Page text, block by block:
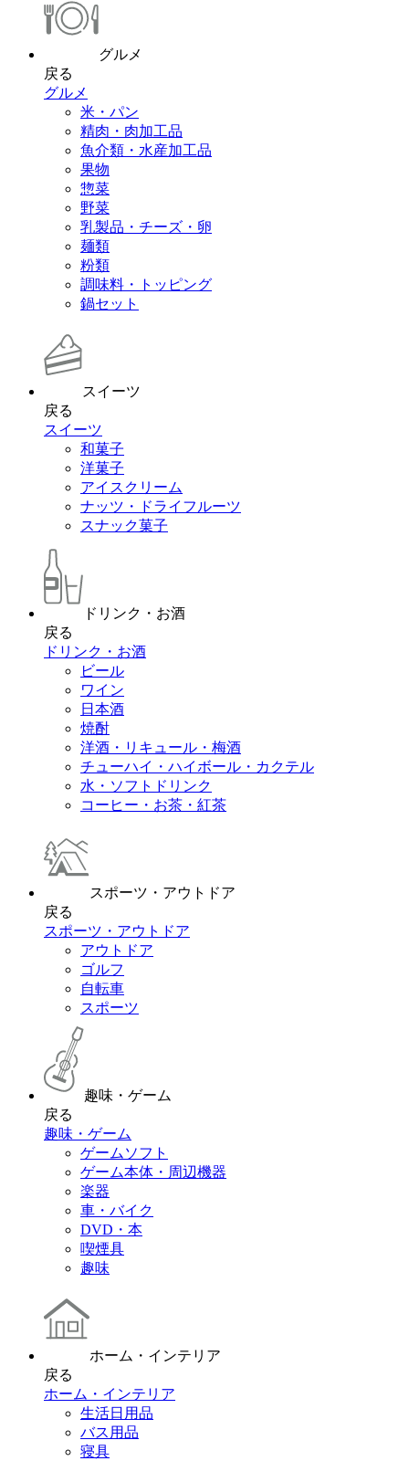
グルメ
戻る
グルメ
米・パン
精肉・肉加工品
魚介類・水産加工品
果物
惣菜
野菜
乳製品・チーズ・卵
麺類
粉類
調味料・トッピング
鍋セット
スイーツ
戻る
スイーツ
和菓子
洋菓子
アイスクリーム
ナッツ・ドライフルーツ
スナック菓子
ドリンク・お酒
戻る
ドリンク・お酒
ビール
ワイン
日本酒
焼酎
洋酒・リキュール・梅酒
チューハイ・ハイボール・カクテル
水・ソフトドリンク
コーヒー・お茶・紅茶
スポーツ・アウトドア
戻る
スポーツ・アウトドア
アウトドア
ゴルフ
自転車
スポーツ
趣味・ゲーム
戻る
趣味・ゲーム
ゲームソフト
ゲーム本体・周辺機器
楽器
車・バイク
DVD・本
喫煙具
趣味
ホーム・インテリア
戻る
ホーム・インテリア
生活日用品
バス用品
寝具